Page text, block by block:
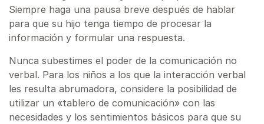
Siempre haga una pausa breve después de hablar
para que su hijo tenga tiempo de procesar la
información y formular una respuesta.
Nunca subestimes el poder de la comunicación no
verbal. Para los niños a los que la interacción verbal
les resulta abrumadora, considere la posibilidad de
utilizar un «tablero de comunicación» con las
necesidades y los sentimientos básicos para que su